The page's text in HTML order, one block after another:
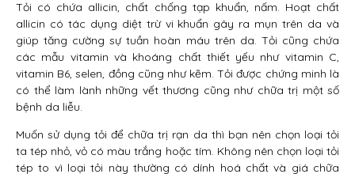
Tỏi có chứa allicin, chất chống tạp khuẩn, nấm. Hoạt chất
allicin có tác dụng diệt trừ vi khuẩn gây ra mụn trên da và
giúp tăng cường sự tuần hoàn máu trên da. Tỏi cũng chứa
các mẫu vitamin và khoáng chất thiết yếu như vitamin C,
vitamin B6, selen, đồng cũng như kẽm. Tỏi được chứng minh là
có thể làm lành những vết thương cũng như chữa trị một số
bệnh da liễu.
Muốn sử dụng tỏi để chữa trị rạn da thì bạn nên chọn loại tỏi
ta tép nhỏ, vỏ có màu trắng hoặc tím. Không nên chọn loại tỏi
tép to vì loại tỏi này thường có dính hoá chất và giá chữa